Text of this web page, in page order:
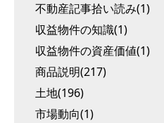
不動産記事拾い読み(1)
収益物件の知識(1)
収益物件の資産価値(1)
商品説明(217)
土地(196)
市場動向(1)